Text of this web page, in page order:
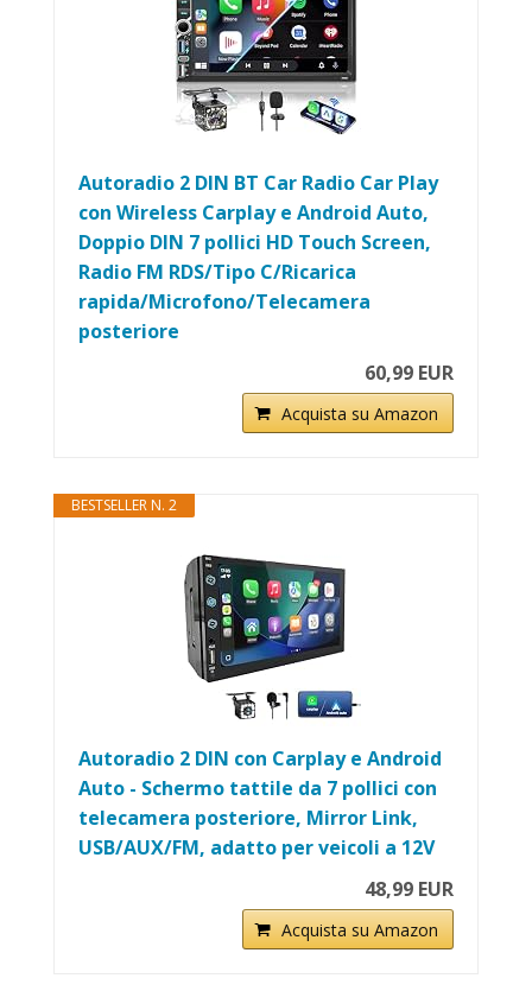
Autoradio 2 DIN BT Car Radio Car Play
con Wireless Carplay e Android Auto,
Doppio DIN 7 pollici HD Touch Screen,
Radio FM RDS/Tipo C/Ricarica
rapida/Microfono/Telecamera
posteriore
60,99 EUR
Acquista su Amazon
BESTSELLER N. 2
Autoradio 2 DIN con Carplay e Android
Auto - Schermo tattile da 7 pollici con
telecamera posteriore, Mirror Link,
USB/AUX/FM, adatto per veicoli a 12V
48,99 EUR
Acquista su Amazon